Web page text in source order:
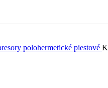
polohermetické piestové